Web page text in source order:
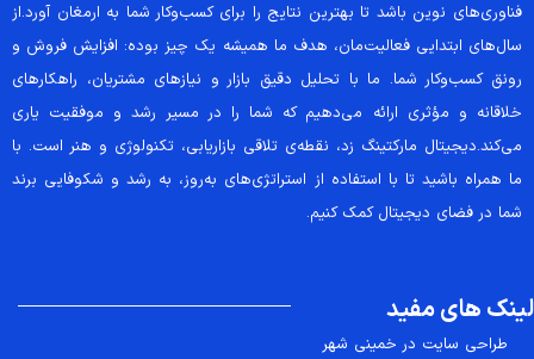
فناوری‌های نوین باشد تا بهترین نتایج را برای کسب‌وکار شما به ارمغان آورد.از
سال‌های ابتدایی فعالیت‌مان، هدف ما همیشه یک چیز بوده: افزایش فروش و
رونق کسب‌وکار شما. ما با تحلیل دقیق بازار و نیازهای مشتریان، راهکارهای
خلاقانه و مؤثری ارائه می‌دهیم که شما را در مسیر رشد و موفقیت یاری
می‌کند.دیجیتال مارکتینگ زد، نقطه‌ی تلاقی بازاریابی، تکنولوژی و هنر است. با
ما همراه باشید تا با استفاده از استراتژی‌های به‌روز، به رشد و شکوفایی برند
شما در فضای دیجیتال کمک کنیم.
لینک های مفید
طراحی سایت در خمینی شهر